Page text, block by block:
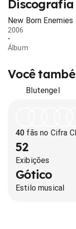
Discografia
New Born Enemies
2006
•
Álbum
Você
Blutengel
40 fãs no Cifra
52
Exibições
Gótico
Estilo musical